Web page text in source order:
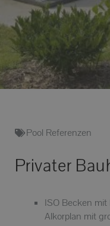
Pool Referenzen
Privater
ISO Becken
Alkorplan mit